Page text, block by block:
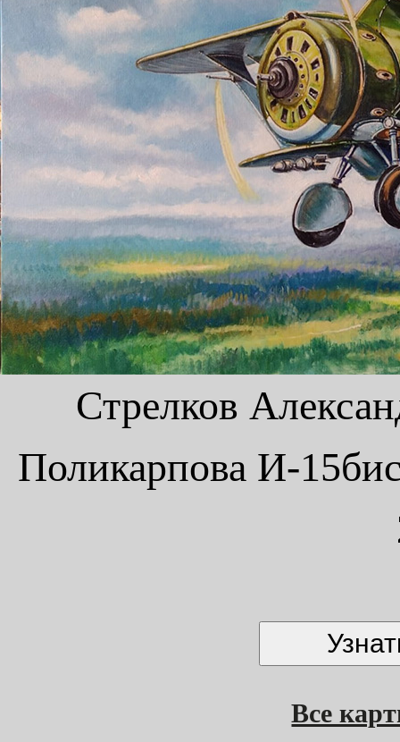
Стрелков
Поликарпова И-
Все